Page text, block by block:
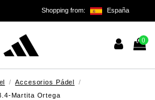
Shopping from: España
0
Accesorios Pádel
Martita Ortega